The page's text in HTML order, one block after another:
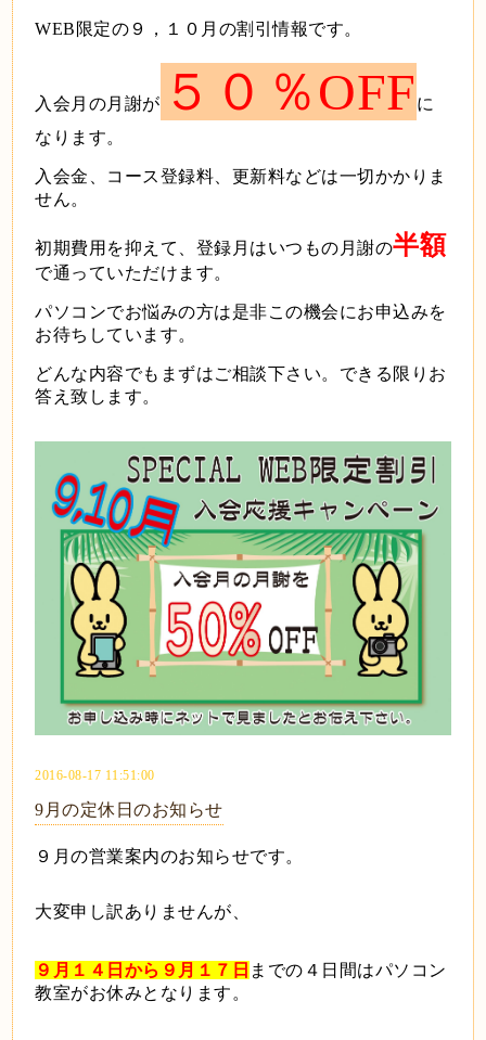
WEB限定の９，１０月の割引情報です。
入会月の月謝が ５０％OFF に
なります。
入会金、コース登録料、更新料などは一切かかりま
せん。
初期費用を抑えて、登録月はいつもの月謝の半額
で通っていただけます。
パソコンでお悩みの方は是非この機会にお申込みを
お待ちしています。
どんな内容でもまずはご相談下さい。できる限りお
答え致します。
2016-08-17 11:51:00
9月の定休日のお知らせ
９月の営業案内のお知らせです。
大変申し訳ありませんが、
９月１４日から９月１７日 までの４日間はパソコン
教室がお休みとなります。